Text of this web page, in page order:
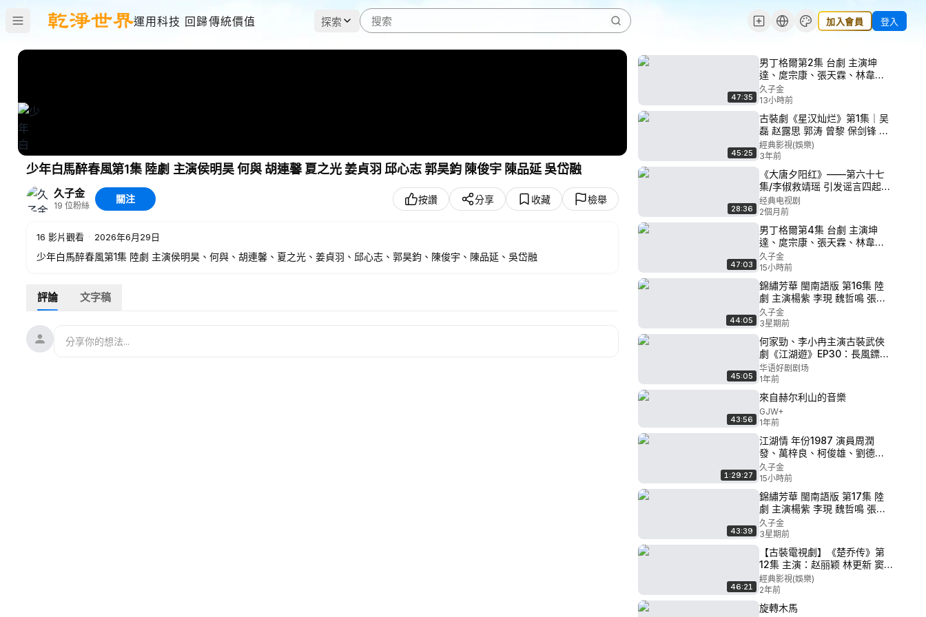
運用科技 回歸傳統價值 探索 加入會員 登入
少年白馬醉春風第1集 陸劇 主演侯明昊 何與 胡連馨 夏之光 姜貞羽 邱心志 郭昊鈞 陳俊宇 陳品延 吳岱融
久子金
19 位粉絲
關注 按讚 分享 收藏 檢舉
16 影片觀看 · 2026年6月29日
少年白馬醉春風第1集 陸劇 主演侯明昊、何與、胡連馨、夏之光、姜貞羽、邱心志、郭昊鈞、陳俊宇、陳品延、吳岱融
評論 文字稿
47:35
男丁格爾第2集 台劇 主演坤
達、庹宗康、張天霖、林韋
君、梁又琳、蔡裴琳
久子金
13小時前
45:25
古裝劇《星汉灿烂》第1集｜吴
磊 赵露思 郭涛 曾黎 保剑锋 童
蕾 许娣 李昀锐 余承恩 汪卓成
施诗 主演
經典影視(娛樂)
3年前
28:36
《大唐夕阳红》——第六十七
集/李俶救靖瑶 引发谣言四起
珍珠明大义 替夫君求皇上赐婚
经典电视剧
2個月前
47:03
男丁格爾第4集 台劇 主演坤
達、庹宗康、張天霖、林韋
君、梁又琳、蔡裴琳
久子金
15小時前
44:05
錦繡芳華 閩南語版 第16集 陸
劇 主演楊紫 李現 魏哲鳴 張雅
欽 涂松岩 管樂 許齡月 董潔 楊
昆 沈夢辰 佟夢實 張琪 邵芸 孫
美林 古子成 曲哲明 張磊 郝文
婷 周璞 郭喆 付嘉
久子金
3星期前
45:05
何家勁、李小冉主演古裝武俠
劇《江湖遊》EP30：長風鏢局
少局主為救治雲家莊五少爺，
為此觸犯世間禁忌也在所不
惜。得到一群熱血男兒鼎力相
助，一路踏上前往雲家莊的旅
程，郭旭歷經千辛萬苦，邂逅
了形形色色的人物
华语好剧剧场
1年前
43:56
來自赫尔利山的音樂
GJW+
1年前
1:29:27
江湖情 年份1987 演員周潤
發、萬梓良、柯俊雄、劉德
華、譚詠麟、王小鳳、劉嘉
玲、楊羣、李修賢
久子金
15小時前
43:39
錦繡芳華 閩南語版 第17集 陸
劇 主演楊紫 李現 魏哲鳴 張雅
欽 涂松岩 管樂 許齡月 董潔 楊
昆 沈夢辰 佟夢實 張琪 邵芸 孫
美林 古子成 曲哲明 張磊 郝文
婷 周璞 郭喆 付嘉
久子金
3星期前
46:21
【古裝電視劇】《楚乔传》第
12集 主演：赵丽颖 林更新 窦
骁 李沁
經典影視(娛樂)
2年前
旋轉木馬